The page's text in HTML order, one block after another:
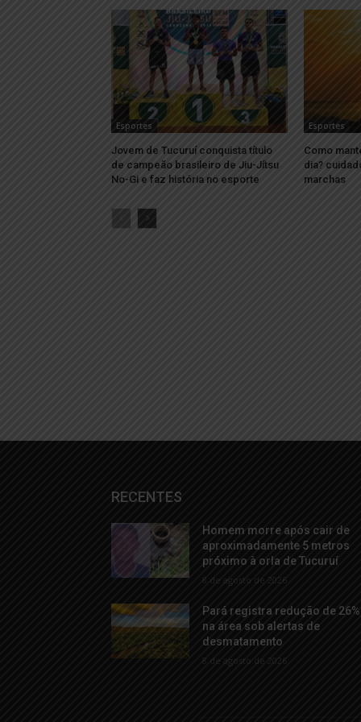
Esportes
Jovem de Tucuruí conquista título
de campeão brasileiro de Jiu-Jítsu
No-Gi e faz história no esporte
Esportes
Como
dia?
marchas
RECENTES
Homem morre após cair de
aproximadamente 5 metros
próximo à orla de Tucuruí
8 de agosto de 2026
Pará registra redução de 26%
na área sob alertas de
desmatamento
8 de agosto de 2026